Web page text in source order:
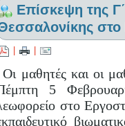
Επίσκεψη της
Οι μαθητές και οι
5
στο